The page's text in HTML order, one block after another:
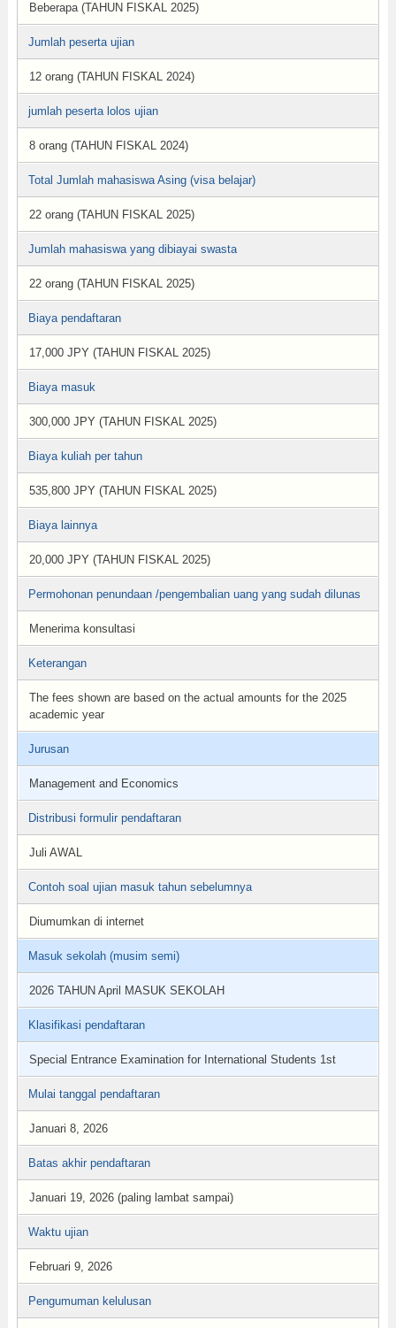
Beberapa (TAHUN FISKAL 2025)
Jumlah peserta ujian
12 orang (TAHUN FISKAL 2024)
jumlah peserta lolos ujian
8 orang (TAHUN FISKAL 2024)
Total Jumlah mahasiswa Asing (visa belajar)
22 orang (TAHUN FISKAL 2025)
Jumlah mahasiswa yang dibiayai swasta
22 orang (TAHUN FISKAL 2025)
Biaya pendaftaran
17,000 JPY (TAHUN FISKAL 2025)
Biaya masuk
300,000 JPY (TAHUN FISKAL 2025)
Biaya kuliah per tahun
535,800 JPY (TAHUN FISKAL 2025)
Biaya lainnya
20,000 JPY (TAHUN FISKAL 2025)
Permohonan penundaan /pengembalian uang yang sudah dilunas
Menerima konsultasi
Keterangan
The fees shown are based on the actual amounts for the 2025
academic year
Jurusan
Management and Economics
Distribusi formulir pendaftaran
Juli AWAL
Contoh soal ujian masuk tahun sebelumnya
Diumumkan di internet
Masuk sekolah (musim semi)
2026 TAHUN April MASUK SEKOLAH
Klasifikasi pendaftaran
Special Entrance Examination for International Students 1st
Mulai tanggal pendaftaran
Januari 8, 2026
Batas akhir pendaftaran
Januari 19, 2026 (paling lambat sampai)
Waktu ujian
Februari 9, 2026
Pengumuman kelulusan